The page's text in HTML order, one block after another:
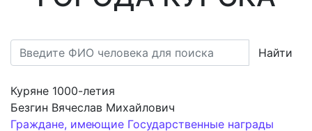
Найти
Куряне 1000-летия
Безгин Вячеслав Михайлович
Граждане, имеющие Государственные награды